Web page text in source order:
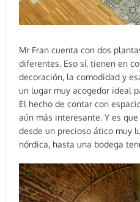
Mr Fran cuenta con dos
diferentes. Eso sí, tienen en
decoración, la comodidad y
un lugar muy acogedor ideal
El hecho de contar con
aún más interesante. Y es
desde un precioso ático muy
nórdica, hasta una bodega